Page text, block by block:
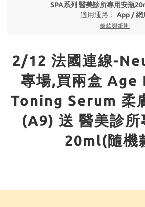
SPA系列 醫美診所專用安瓶
適用通路： App / 網
條款與細則
2/12 法國連線-
專場,買兩盒
Toning Serum 柔
(A9) 送 醫美診所
20ml(隨機